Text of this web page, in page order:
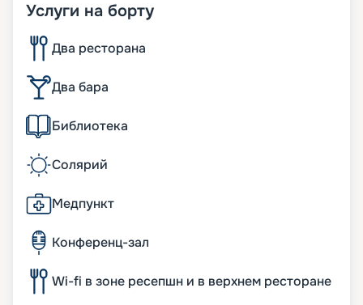
Услуги на борту
Два ресторана
Два бара
Библиотека
Солярий
Медпункт
Конференц-зал
Wi-fi в зоне ресепшн и в верхнем ресторане